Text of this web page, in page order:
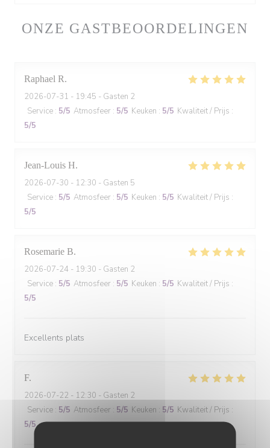
ONZE GASTBEOORDELINGEN
Raphael R
2026-07-31 - 19:45 - Gasten 2
Service : 5/5 Atmosfeer : 5/5 Keuken : 5/5 Kwaliteit / Prijs :
5/5
Jean-Louis H
2026-07-30 - 12:30 - Gasten 5
Service : 5/5 Atmosfeer : 5/5 Keuken : 5/5 Kwaliteit / Prijs :
5/5
Rosemarie B
2026-07-24 - 19:30 - Gasten 2
Service : 5/5 Atmosfeer : 5/5 Keuken : 5/5 Kwaliteit / Prijs :
5/5
Excellents plats
F
2026-07-22 - 12:30 - Gasten 2
Service : 5/5 Atmosfeer : 5/5 Keuken : 5/5 Kwaliteit / Prijs :
5/5